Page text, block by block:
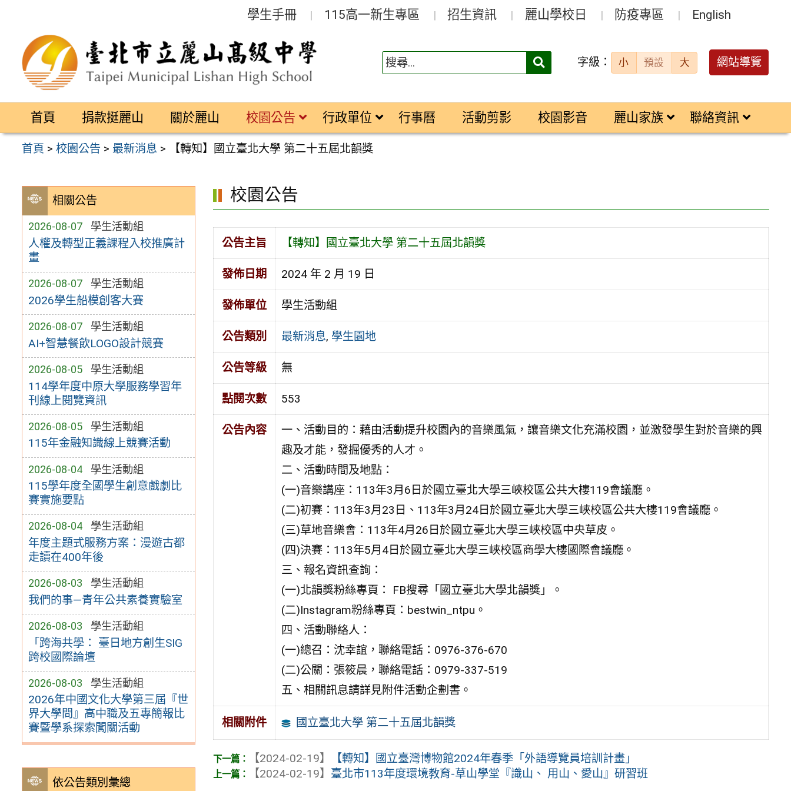
區
學生手冊 115高一新生專區 招生資訊 麗山學校日 防疫專區 English
搜
字級： 小 預設 大 網站導覽
首頁 捐款挺麗山 關於麗山 校園公告 行政單位 行事曆 活動剪影 校園影音 麗山家族 聯絡資訊
首頁 >校園公告 > 最新消息 > 【轉知】國立臺北大學 第二十五屆北韻獎
相關公告
2026-08-07 學生活動組
人權及轉型正義課程入校推廣計
畫
2026-08-07 學生活動組
2026學生船模創客大賽
2026-08-07 學生活動組
AI+智慧餐飲LOGO設計競賽
2026-08-05 學生活動組
114學年度中原大學服務學習年
刊線上閱覽資訊
2026-08-05 學生活動組
115年金融知識線上競賽活動
2026-08-04 學生活動組
115學年度全國學生創意戲劇比
賽實施要點
2026-08-04 學生活動組
年度主題式服務方案：漫遊古都
走讀在400年後
2026-08-03 學生活動組
我們的事—青年公共素養實驗室
2026-08-03 學生活動組
「跨海共學： 臺日地方創生SIG
跨校國際論壇
2026-08-03 學生活動組
2026年中國文化大學第三屆『世
界大學問』高中職及五專簡報比
賽暨學系探索闖關活動
依公告類別彙總
校園公告
公告主旨 【轉知】國立臺北大學 第二十五屆北韻獎
發佈日期 2024 年 2 月 19 日
發佈單位 學生活動組
公告類別 最新消息, 學生園地
公告等級 無
點閱次數 553
公告內容
一、活動目的：藉由活動提升校園內的音樂風氣，讓音樂文化充滿校園，並激發學生對於音樂的興
趣及才能，發掘優秀的人才。
二、活動時間及地點：
(一)音樂講座：113年3月6日於國立臺北大學三峽校區公共大樓119會議廳。
(二)初賽：113年3月23日、113年3月24日於國立臺北大學三峽校區公共大樓119會議廳。
(三)草地音樂會：113年4月26日於國立臺北大學三峽校區中央草皮。
(四)決賽：113年5月4日於國立臺北大學三峽校區商學大樓國際會議廳。
三、報名資訊查詢：
(一)北韻獎粉絲專頁： FB搜尋「國立臺北大學北韻獎」。
(二)Instagram粉絲專頁：bestwin_ntpu。
四、活動聯絡人：
(一)總召：沈幸誼，聯絡電話：0976-376-670
(二)公關：張筱晨，聯絡電話：0979-337-519
五、相關訊息請詳見附件活動企劃書。
相關附件 國立臺北大學 第二十五屆北韻獎
【2024-02-19】
【轉知】國立臺灣博物館2024年春季「外語導覽員培訓計畫」
【2024-02-19】 臺北市113年度環境教育-草山學堂『識山、 用山、愛山』研習班